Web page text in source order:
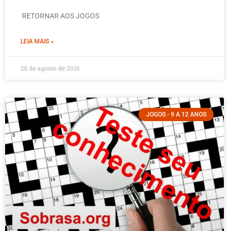
RETORNAR AOS JOGOS
LEIA MAIS »
26 de agosto de 2016
JOGOS - 9 A 12 ANOS